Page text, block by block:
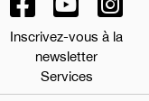
Inscrivez-vous à la
newsletter
Services